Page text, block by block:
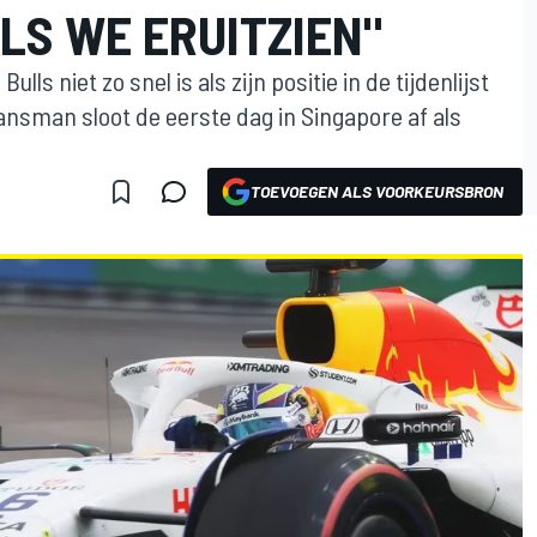
WE ERUITZIEN"
niet zo snel is als zijn positie in de tijdenlijst
sloot de eerste dag in Singapore af als
TOEVOEGEN ALS VOORKEURSBRON